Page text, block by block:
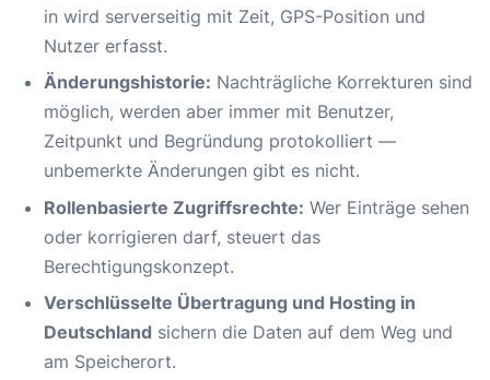
in wird serverseitig mit Zeit, GPS-Position und
Nutzer erfasst.
Änderungshistorie: Nachträgliche Korrekturen sind
möglich, werden aber immer mit Benutzer,
Zeitpunkt und Begründung protokolliert —
unbemerkte Änderungen gibt es nicht.
Rollenbasierte Zugriffsrechte: Wer Einträge sehen
oder korrigieren darf, steuert das
Berechtigungskonzept.
Verschlüsselte Übertragung und Hosting in
Deutschland sichern die Daten auf dem Weg und
am Speicherort.